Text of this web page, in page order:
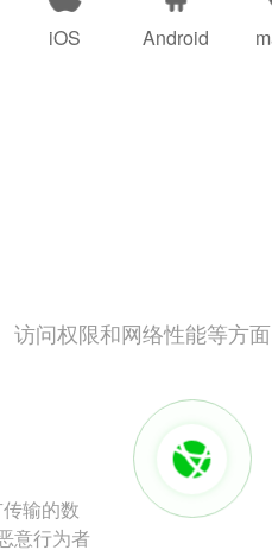
iOS Android
访问权限和网络性能等方面
输的数
意行为者